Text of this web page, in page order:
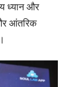
ध्यान और
आंतरिक